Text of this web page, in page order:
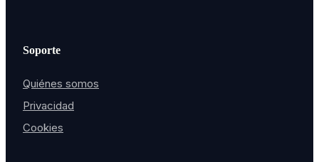
Soporte
Quiénes somos
Privacidad
Cookies